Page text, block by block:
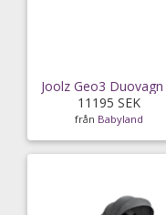
11195 SEK
från Babyland